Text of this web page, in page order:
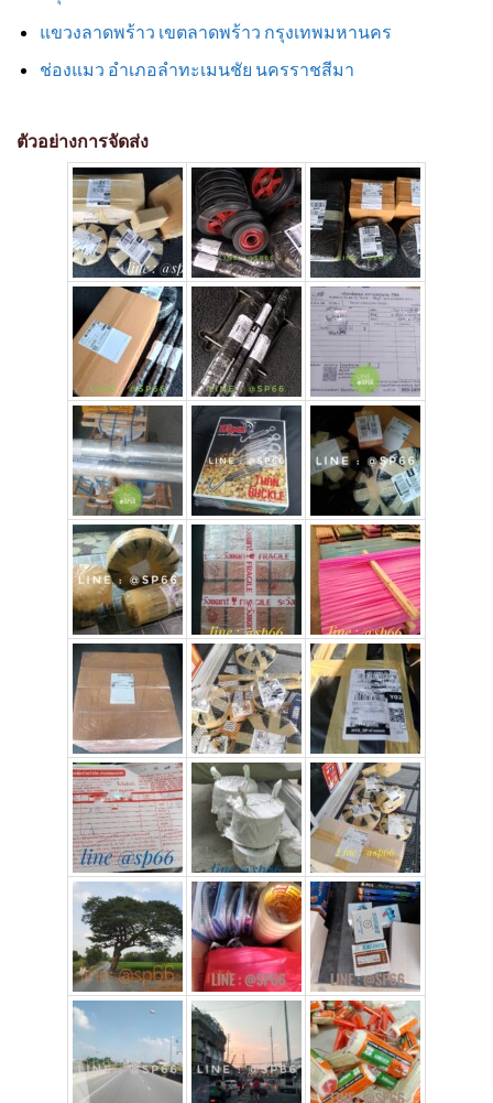
แขวงลาดพร้าว เขตลาดพร้าว กรุงเทพมหานคร
ช่องแมว อำเภอลำทะเมนชัย นครราชสีมา
ตัวอย่างการจัดส่ง